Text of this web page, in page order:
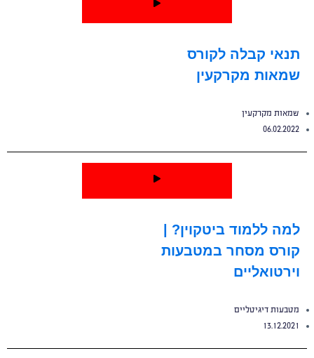
תנאי קבלה לקורס
שמאות מקרקעין
שמאות מקרקעין
06.02.2022
למה ללמוד ביטקוין? |
קורס מסחר במטבעות
וירטואליים
מטבעות דיגיטליים
13.12.2021